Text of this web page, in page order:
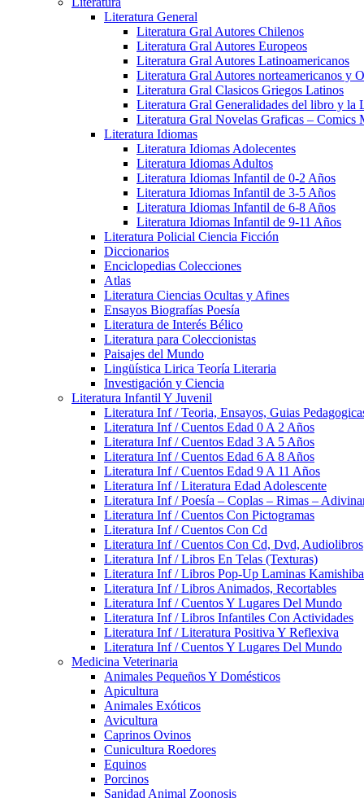
Literatura General
Literatura Gral Autores Chilenos
Literatura Gral Autores Europeos
Literatura Gral Autores Latinoamericanos
Literatura Gral Autores norteamericanos y
Literatura Gral Clasicos Griegos Latinos
Literatura Gral Generalidades del libro y la
Literatura Gral Novelas Graficas – Comics
Literatura Idiomas
Literatura Idiomas Adolecentes
Literatura Idiomas Adultos
Literatura Idiomas Infantil de 0-2 Años
Literatura Idiomas Infantil de 3-5 Años
Literatura Idiomas Infantil de 6-8 Años
Literatura Idiomas Infantil de 9-11 Años
Literatura Policial Ciencia Ficción
Diccionarios
Enciclopedias Colecciones
Atlas
Literatura Ciencias Ocultas y Afines
Ensayos Biografías Poesía
Literatura de Interés Bélico
Literatura para Coleccionistas
Paisajes del Mundo
Lingüística Lirica Teoría Literaria
Investigación y Ciencia
Literatura Infantil Y Juvenil
Literatura Inf / Teoria, Ensayos, Guias
Literatura Inf / Cuentos Edad 0 A 2 Años
Literatura Inf / Cuentos Edad 3 A 5 Años
Literatura Inf / Cuentos Edad 6 A 8 Años
Literatura Inf / Cuentos Edad 9 A 11 Años
Literatura Inf / Literatura Edad Adolescente
Literatura Inf / Poesía – Coplas – Rimas –
Literatura Inf / Cuentos Con Pictogramas
Literatura Inf / Cuentos Con Cd
Literatura Inf / Cuentos Con Cd, Dvd, Audiolibros
Literatura Inf / Libros En Telas (Texturas)
Literatura Inf / Libros Pop-Up Laminas
Literatura Inf / Libros Animados, Recortables
Literatura Inf / Cuentos Y Lugares Del Mundo
Literatura Inf / Libros Infantiles Con Actividades
Literatura Inf / Literatura Positiva Y Reflexiva
Literatura Inf / Cuentos Y Lugares Del Mundo
Medicina Veterinaria
Animales Pequeños Y Domésticos
Apicultura
Animales Exóticos
Avicultura
Caprinos Ovinos
Cunicultura Roedores
Equinos
Porcinos
Sanidad Animal Zoonosis